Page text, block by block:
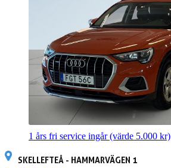
1 års fri service ingår (värde 5.000 kr)
SKELLEFTEÅ - HAMMARVÄGEN 1